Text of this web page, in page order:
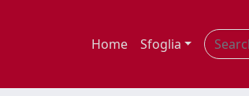
Home Sfoglia